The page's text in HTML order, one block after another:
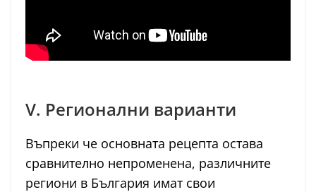
V. Регионални варианти
Въпреки че основната рецепта остава
сравнително непроменена, различните
региони в България имат свои